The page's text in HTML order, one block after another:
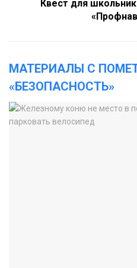
Квест для
МАТЕРИАЛЫ С
«БЕЗОПАСНОСТЬ»